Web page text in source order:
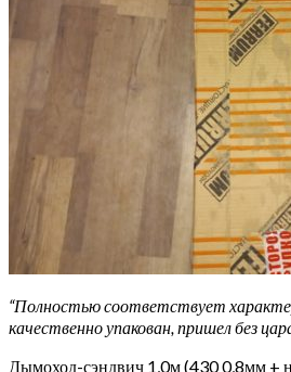
“Полностью соответствует
качественно упакован, пришел без
Дымоход-сэндвич 1,0м (430 0,8мм +